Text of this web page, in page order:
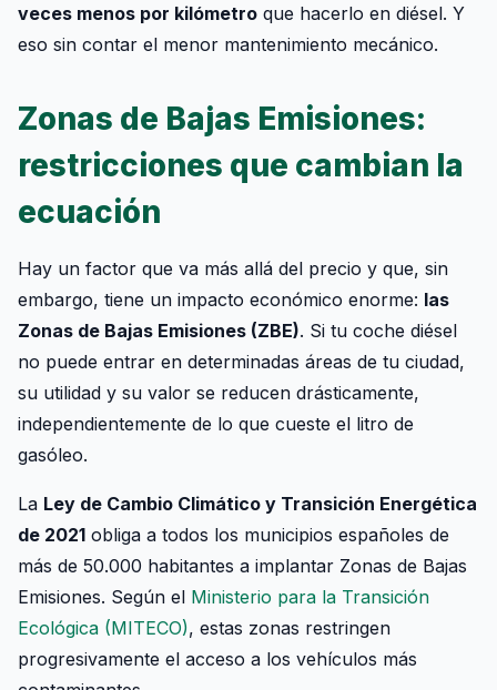
veces menos por kilómetro que hacerlo en diésel. Y
eso sin contar el menor mantenimiento mecánico.
Zonas de Bajas Emisiones:
restricciones que cambian la
ecuación
Hay un factor que va más allá del precio y que, sin
embargo, tiene un impacto económico enorme: las
Zonas de Bajas Emisiones (ZBE). Si tu coche diésel
no puede entrar en determinadas áreas de tu ciudad,
su utilidad y su valor se reducen drásticamente,
independientemente de lo que cueste el litro de
gasóleo.
La Ley de Cambio Climático y Transición Energética
de 2021 obliga a todos los municipios españoles de
más de 50.000 habitantes a implantar Zonas de Bajas
Emisiones. Según el Ministerio para la Transición
Ecológica (MITECO), estas zonas restringen
progresivamente el acceso a los vehículos más